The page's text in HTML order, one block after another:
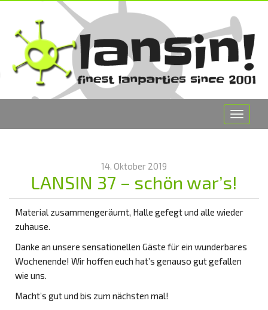
Toggle
14. Oktober 2019
LANSIN 37 – schön war’s!
Material zusammengeräumt, Halle gefegt und alle wieder
zuhause.
Danke an unsere sensationellen Gäste für ein wunderbares
Wochenende! Wir hoffen euch hat’s genauso gut gefallen
wie uns.
Macht’s gut und bis zum nächsten mal!